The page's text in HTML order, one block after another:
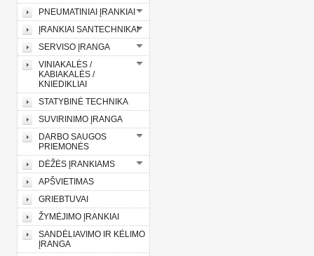
PNEUMATINIAI ĮRANKIAI
ĮRANKIAI SANTECHNIKAI
SERVISO ĮRANGA
VINIAKALĖS /
KABIAKALĖS /
KNIEDIKLIAI
STATYBINĖ TECHNIKA
SUVIRINIMO ĮRANGA
DARBO SAUGOS
PRIEMONĖS
DĖŽĖS ĮRANKIAMS
APŠVIETIMAS
GRIEBTUVAI
ŽYMĖJIMO ĮRANKIAI
SANDĖLIAVIMO IR KĖLIMO
ĮRANGA